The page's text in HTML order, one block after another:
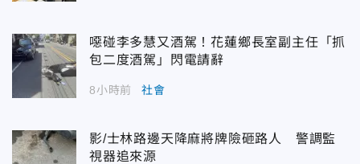
噁碰李多慧又酒駕！花蓮鄉長室副主任「抓
包二度酒駕」閃電請辭
8小時前 社會
影/士林路邊天降麻將牌險砸路人 警調監
視器追來源